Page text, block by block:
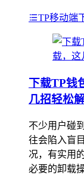
TP移动端
下载TP钱
几招轻松
不少用户碰
往会陷入盲
况，有实用
必要的卸载